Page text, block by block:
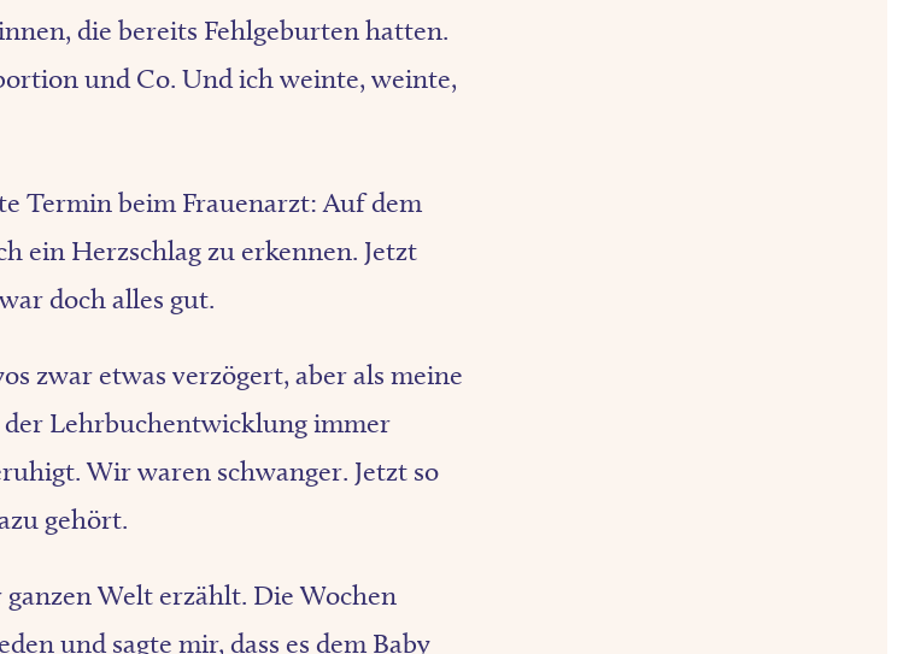
die bereits Fehlgeburten hatten.
und Co. Und ich weinte, weinte,
Termin beim Frauenarzt: Auf dem
ein Herzschlag zu erkennen. Jetzt
doch alles gut.
zwar etwas verzögert, aber als meine
der Lehrbuchentwicklung immer
Wir waren schwanger. Jetzt so
gehört.
Welt erzählt. Die Wochen
und sagte mir, dass es dem Baby